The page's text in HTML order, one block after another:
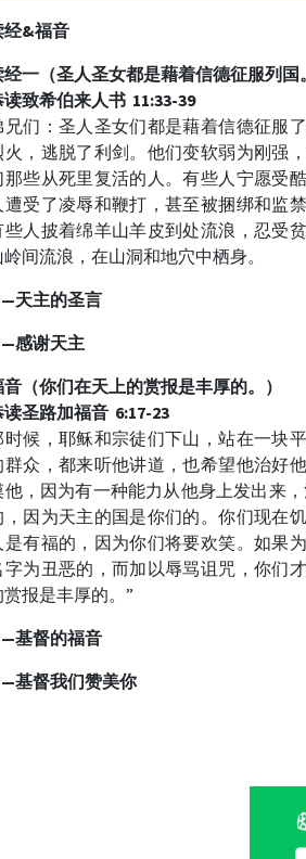
经&福音
经一（圣人圣女都是藉着信德征服列国
读致希伯来人书 11:33-39
兄们：圣人圣女们都是藉着信德征服
火，逃脱了利剑。他们变软弱为刚强
那些从死里复活的人。有些人宁愿受
遭受了凌辱和鞭打，甚至被捆绑和监
些人披着绵羊山羊皮到处流浪，忍受
岭间流浪，在山洞和地穴中栖身。
天主的圣言
感谢天主
音（你们在天上的赏报是丰厚的。）
读圣路加福音 6:17-23
时候，耶稣和宗徒们下山，站在一块
群众，都来听他讲道，也希望他治好
他，因为有一种能力从他身上发出来
，因为天主的国是你们的。你们现在
是有福的，因为你们将要欢笑。如果
字为丑恶的，而加以辱骂诅咒，你们
赏报是丰厚的。”
基督的福音
基督我们赞美你